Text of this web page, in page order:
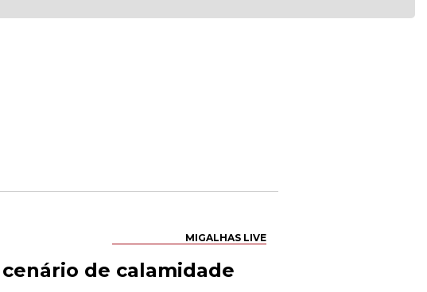
MIGALHAS LIVE
de calamidade